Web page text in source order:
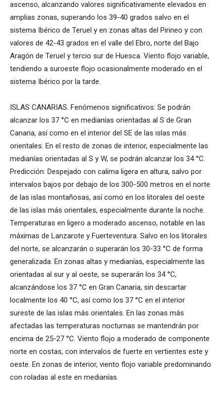
ascenso, alcanzando valores significativamente elevados en
amplias zonas, superando los 39-40 grados salvo en el
sistema Ibérico de Teruel y en zonas altas del Pirineo y con
valores de 42-43 grados en el valle del Ebro, norte del Bajo
Aragón de Teruel y tercio sur de Huesca. Viento flojo variable,
tendiendo a suroeste flojo ocasionalmente moderado en el
sistema Ibérico por la tarde.
ISLAS CANARIAS. Fenómenos significativos: Se podrán
alcanzar los 37 °C en medianías orientadas al S de Gran
Canaria, así como en el interior del SE de las islas más
orientales. En el resto de zonas de interior, especialmente las
medianías orientadas al S y W, se podrán alcanzar los 34 °C.
Predicción: Despejado con calima ligera en altura, salvo por
intervalos bajos por debajo de los 300-500 metros en el norte
de las islas montañosas, así como en los litorales del oeste
de las islas más orientales, especialmente durante la noche.
Temperaturas en ligero a moderado ascenso, notable en las
máximas de Lanzarote y Fuerteventura. Salvo en los litorales
del norte, se alcanzarán o superarán los 30-33 °C de forma
generalizada. En zonas altas y medianías, especialmente las
orientadas al sur y al oeste, se superarán los 34 °C,
alcanzándose los 37 °C en Gran Canaria, sin descartar
localmente los 40 °C, así como los 37 °C en el interior
sureste de las islas más orientales. En las zonas más
afectadas las temperaturas nocturnas se mantendrán por
encima de 25-27 °C. Viento flojo a moderado de componente
norte en costas, con intervalos de fuerte en vertientes este y
oeste. En zonas de interior, viento flojo variable predominando
con roladas al este en medianías.